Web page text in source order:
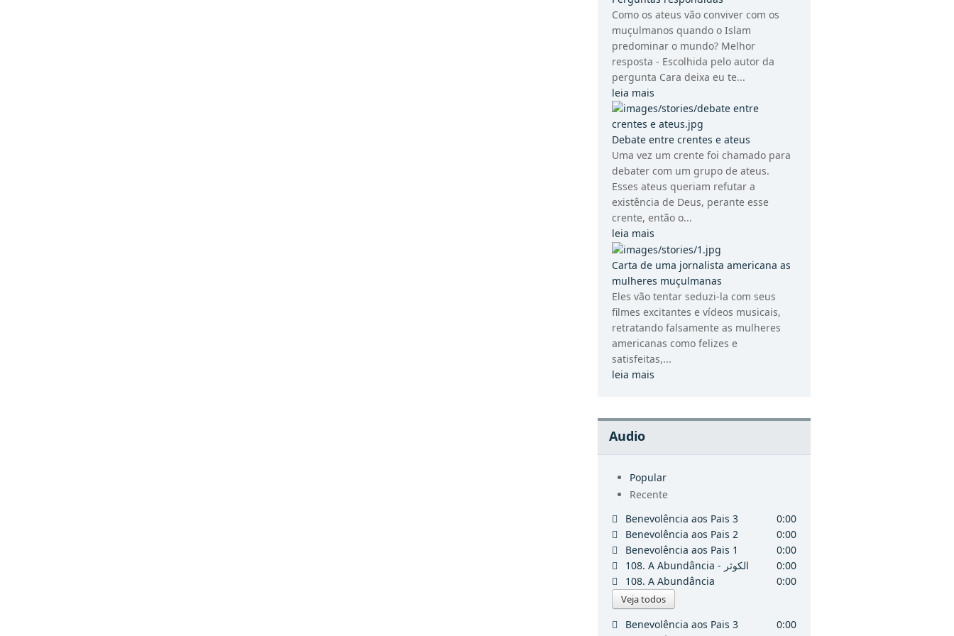
Como os ateus vão conviver com os
muçulmanos quando o Islam
predominar o mundo? Melhor
resposta - Escolhida pelo autor da
pergunta Cara deixa eu te...
leia mais
Debate entre crentes e ateus
Uma vez um crente foi chamado para
debater com um grupo de ateus.
Esses ateus queriam refutar a
existência de Deus, perante esse
crente, então o...
leia mais
Carta de uma jornalista americana as
mulheres muçulmanas
Eles vão tentar seduzi-la com seus
filmes excitantes e vídeos musicais,
retratando falsamente as mulheres
americanas como felizes e
satisfeitas,...
leia mais
Audio
Popular
Recente
0:00
Benevolência aos Pais 3
0:00
Benevolência aos Pais 2
0:00
Benevolência aos Pais 1
0:00
108. A Abundância - الكوثر
0:00
108. A Abundância
Veja todos
0:00
Benevolência aos Pais 3